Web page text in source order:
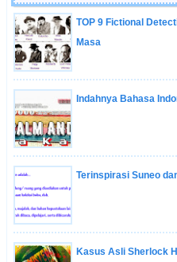
TOP 9 Fictional
Masa
Indahnya Bahasa
Terinspirasi Suneo
Kasus Asli Sherlock